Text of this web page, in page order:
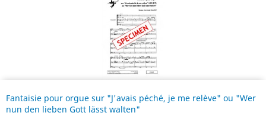
Fantaisie pour orgue sur "J'avais péché, je me relève" ou "Wer
nun den lieben Gott lässt walten"